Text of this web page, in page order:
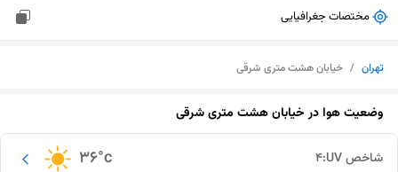
مختصات جغرافیایی
تهران / خیابان هشت متری شرقی
وضعیت هوا درخیابان هشت متری شرقی
36°c شاخص UV: 4